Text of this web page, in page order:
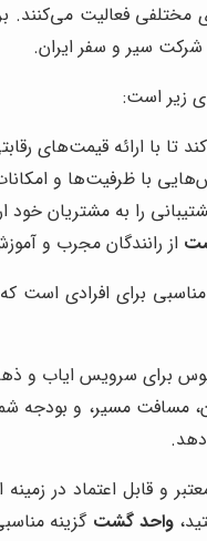
مختلفی فعالیت می‌کنند.
شرکت سیر و سفر ایران.
زیر است:
تا با ارائه قیمت‌های
با ظرفیت‌ها و
را به مشتریان خود
از رانندگان مجرب و
مناسبی برای افرادی است
برای سرویس ایاب و
مسافت مسیر، و بودجه
دهد.
و قابل اعتماد در
واحد گشت گزینه